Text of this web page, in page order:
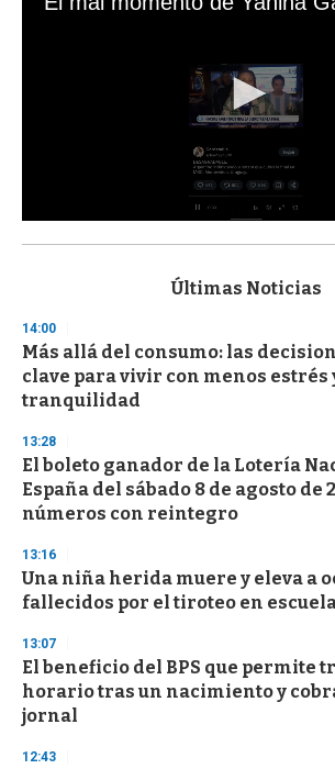
s
d
s
o
f
3
s
e
c
o
n
Últimas Noticias
14:00
Más allá del consumo: las
clave para vivir con menos estrés
tranquilidad
13:28
El boleto ganador de la Lotería
España del sábado 8 de agosto de
números con reintegro
13:16
Una niña herida muere y eleva a
fallecidos por el tiroteo en
13:07
El beneficio del BPS que permite
horario tras un nacimiento y
jornal
12:43